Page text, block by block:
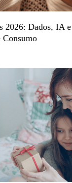
2026: Dados, IA
Consumo